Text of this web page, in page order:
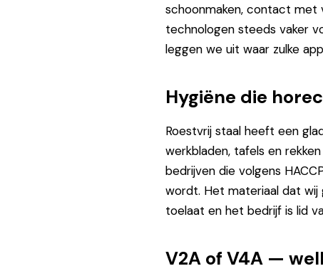
schoonmaken, contact met
technologen steeds vaker
leggen we uit waar zulke
Hygiëne die
Roestvrij staal heeft een
werkbladen, tafels en
bedrijven die volgens
wordt. Het materiaal dat
toelaat en het bedrijf is lid
V2A of V4A —